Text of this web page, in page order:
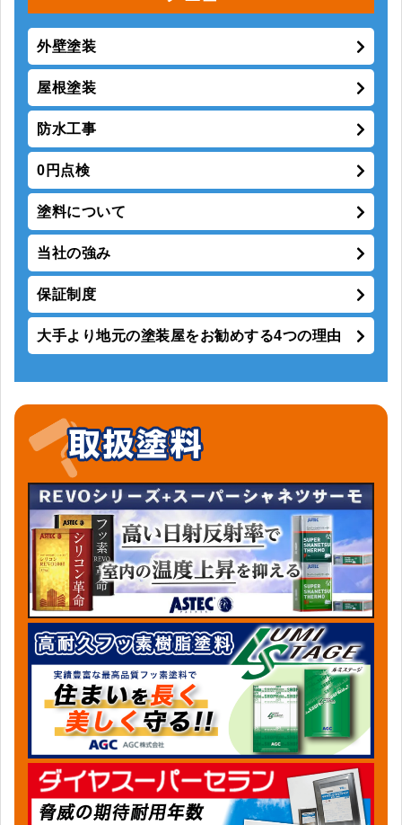
外壁塗装
屋根塗装
防水工事
0円点検
塗料について
当社の強み
保証制度
大手より地元の塗装屋をお勧めする4つの理由